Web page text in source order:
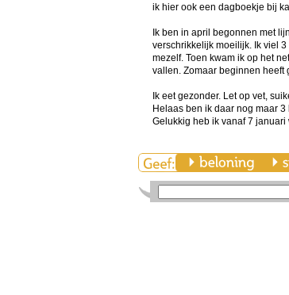
ik hier ook een dagboekje bij
Ik ben in april begonnen met
verschrikkelijk moeilijk. Ik viel
mezelf. Toen kwam ik op het
vallen. Zomaar beginnen heeft
Ik eet gezonder. Let op vet,
Helaas ben ik daar nog maar
Gelukkig heb ik vanaf 7